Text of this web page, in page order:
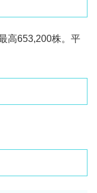
高653,200株。平